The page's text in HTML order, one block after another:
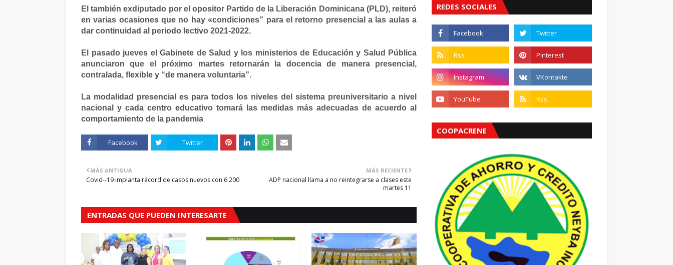
El también exdiputado por el opositor Partido de la Liberación Dominicana (PLD), reiteró
en varias ocasiones que no hay «condiciones” para el retorno presencial a las aulas a
dar continuidad al periodo lectivo 2021-2022.
El pasado jueves el Gabinete de Salud y los ministerios de Educación y Salud Pública
anunciaron que el próximo martes retornarán la docencia de manera presencial,
contralada, flexible y “de manera voluntaria”.
La modalidad presencial es para todos los niveles del sistema preuniversitario a nivel
nacional y cada centro educativo tomará las medidas más adecuadas de acuerdo al
comportamiento de la pandemia
Facebook Twitter
MÁS RECIENTE
ADP nacional llama a no reintegrarse a clases este
martes 11
MÁS ANTIGUA
Covid--19 implanta récord de casos nuevos con 6 200
ENTRADAS QUE PUEDEN INTERESARTE
REDES SOCIALES
COOPACRENE